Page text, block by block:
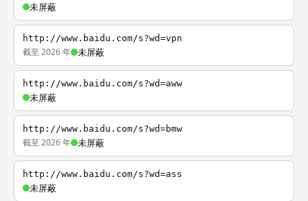
未屏蔽
http://www.baidu.com/s?wd=vpn
截至 2026 年 未屏蔽
http://www.baidu.com/s?wd=aww
未屏蔽
http://www.baidu.com/s?wd=bmw
截至 2026 年 未屏蔽
http://www.baidu.com/s?wd=ass
未屏蔽